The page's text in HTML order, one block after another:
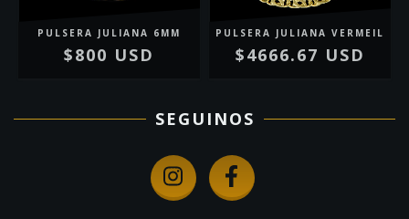
PULSERA JULIANA 6MM
$800 USD
PULSERA JULIANA VERMEIL
$4666.67 USD
SEGUINOS